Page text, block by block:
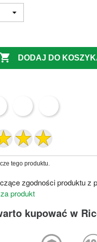
 DODAJ DO
tego produktu.
zgodności produktu z
produkt
kupować w